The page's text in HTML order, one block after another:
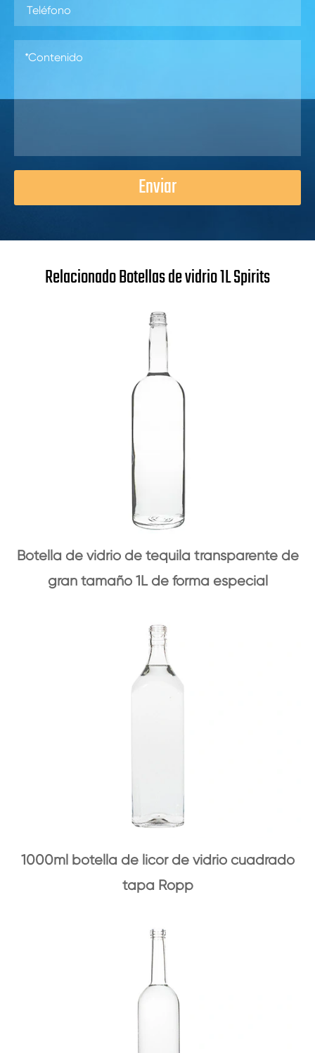
Enviar
Relacionado Botellas de vidrio 1L Spirits
Botella de vidrio de tequila transparente de
gran tamaño 1L de forma especial
1000ml botella de licor de vidrio cuadrado
tapa Ropp